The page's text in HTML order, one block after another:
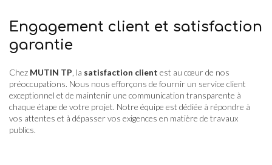
Engagement client et satisfaction
garantie
Chez MUTIN TP , la satisfaction client est au cœur de nos
préoccupations. Nous nous efforçons de fournir un service client
exceptionnel et de maintenir une communication transparente à
chaque étape de votre projet. Notre équipe est dédiée à répondre à
vos attentes et à dépasser vos exigences en matière de travaux
publics.